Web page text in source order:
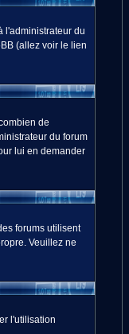
l'administrateur du
(allez voir le lien
de
du forum
lui en demander
forums utilisent
Veuillez ne
l'utilisation